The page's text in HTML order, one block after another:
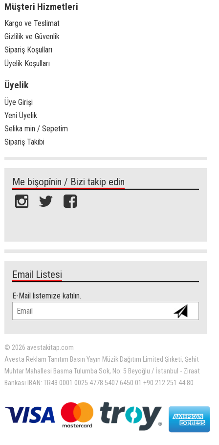
Müşteri Hizmetleri
Kargo ve Teslimat
Gizlilik ve Güvenlik
Sipariş Koşulları
Üyelik Koşulları
Üyelik
Üye Girişi
Yeni Üyelik
Selika min / Sepetim
Sipariş Takibi
Me bişopînin / Bizi takip edin
Email Listesi
E-Mail listemize katılın.
© 2026 avestakitap.com
Avesta Reklam Tanıtım Basın Yayın Müzik Dağıtım Limited Şirketi, Şehit
Muhtar Mahallesi Basma Tulumba Sok, No: 5 Beyoğlu / İstanbul - Ziraat
Bankası IBAN: TR43 0001 0025 4778 5407 6450 01 +90 212 251 44 80